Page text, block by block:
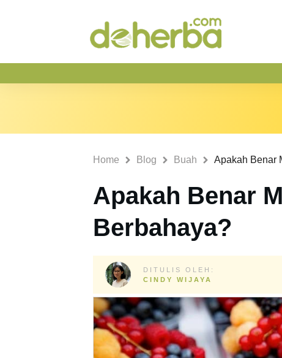
Home Blog Buah
Apakah Benar
Berbahaya?
DITULIS OLEH:
CINDY WIJAYA